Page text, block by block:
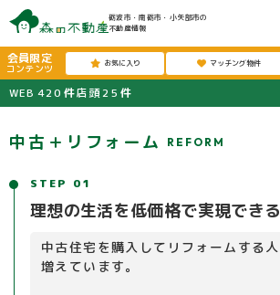
砺波市・南砺市・小矢部市の
不動産情報
会員限定
コンテンツ お気に入り マッチング物件
WEB 420 件店頭25 件
中古＋リフォーム REFORM
STEP 01
理想の生活を低価格で実現できる
中古住宅を購入してリフォームする
増えています。